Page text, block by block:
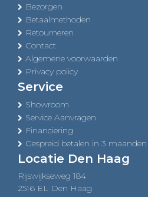
Bezorgen
Betaalmethoden
Retourneren
Contact
Algemene voorwaarden
Privacy policy
Service
Showroom
Service Aanvragen
Financiering
Gespreid betalen in 3 maanden
Locatie Den Haag
Rijswijkseweg 184
2516 EL Den Haag